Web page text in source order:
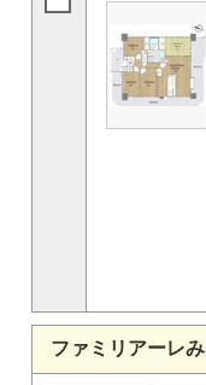
ファミリアーレ